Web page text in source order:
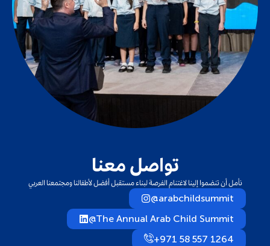
تواصل معنا
نأمل أن تنضموا إلينا لاغتنام الفرصة لبناء مستقبل أفضل لأطفالنا ومجتمعنا العربي
@arabchildsummit
@The Annual Arab Child Summit
+971 58 557 1264